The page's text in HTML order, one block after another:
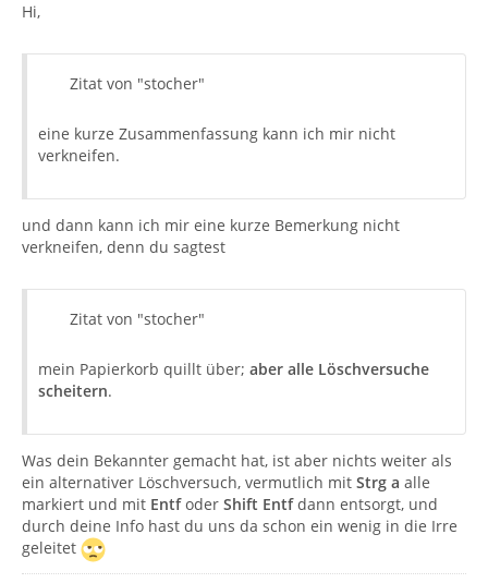
Hi,
Zitat von "stocher"
eine kurze Zusammenfassung kann ich mir nicht
verkneifen.
und dann kann ich mir eine kurze Bemerkung nicht
verkneifen, denn du sagtest
Zitat von "stocher"
mein Papierkorb quillt über; aber alle Löschversuche
scheitern.
Was dein Bekannter gemacht hat, ist aber nichts weiter als
ein alternativer Löschversuch, vermutlich mit Strg a alle
markiert und mit Entfoder Shift Entfdann entsorgt, und
durch deine Info hast du uns da schon ein wenig in die Irre
geleitet